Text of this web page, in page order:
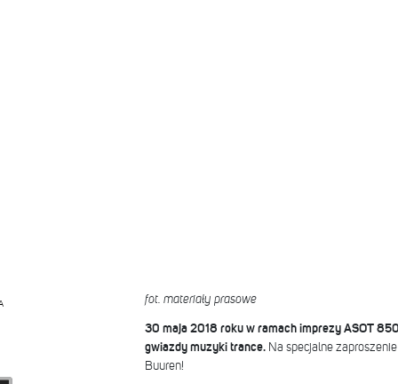
fot. materiały prasowe
30 maja 2018 roku w ramach imprezy ASOT
gwiazdy muzyki trance.Na specjalne
Buuren!